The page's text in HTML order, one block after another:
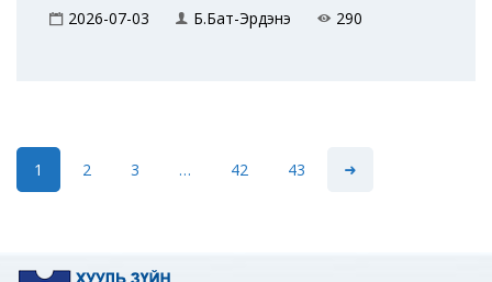
2026-07-03 Б.Бат-Эрдэнэ 290
1 2 3 … 42 43